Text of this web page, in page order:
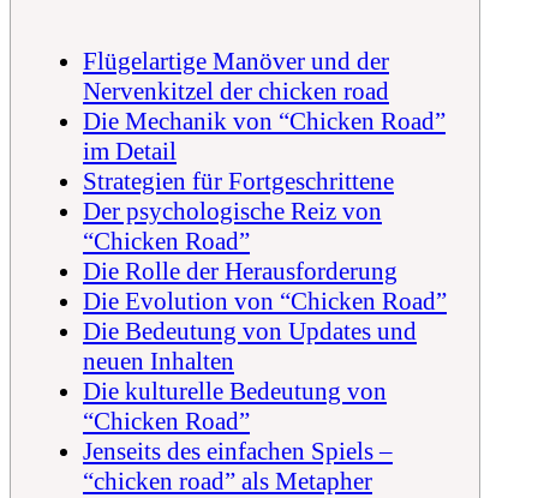
Flügelartige Manöver und der
Nervenkitzel der chicken road
Die Mechanik von “Chicken Road”
im Detail
Strategien für Fortgeschrittene
Der psychologische Reiz von
“Chicken Road”
Die Rolle der Herausforderung
Die Evolution von “Chicken Road”
Die Bedeutung von Updates und
neuen Inhalten
Die kulturelle Bedeutung von
“Chicken Road”
Jenseits des einfachen Spiels –
“chicken road” als Metapher